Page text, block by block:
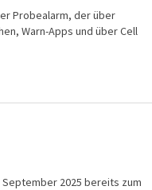
Probealarm, der über
Warn-Apps und über Cell
2025 bereits zum